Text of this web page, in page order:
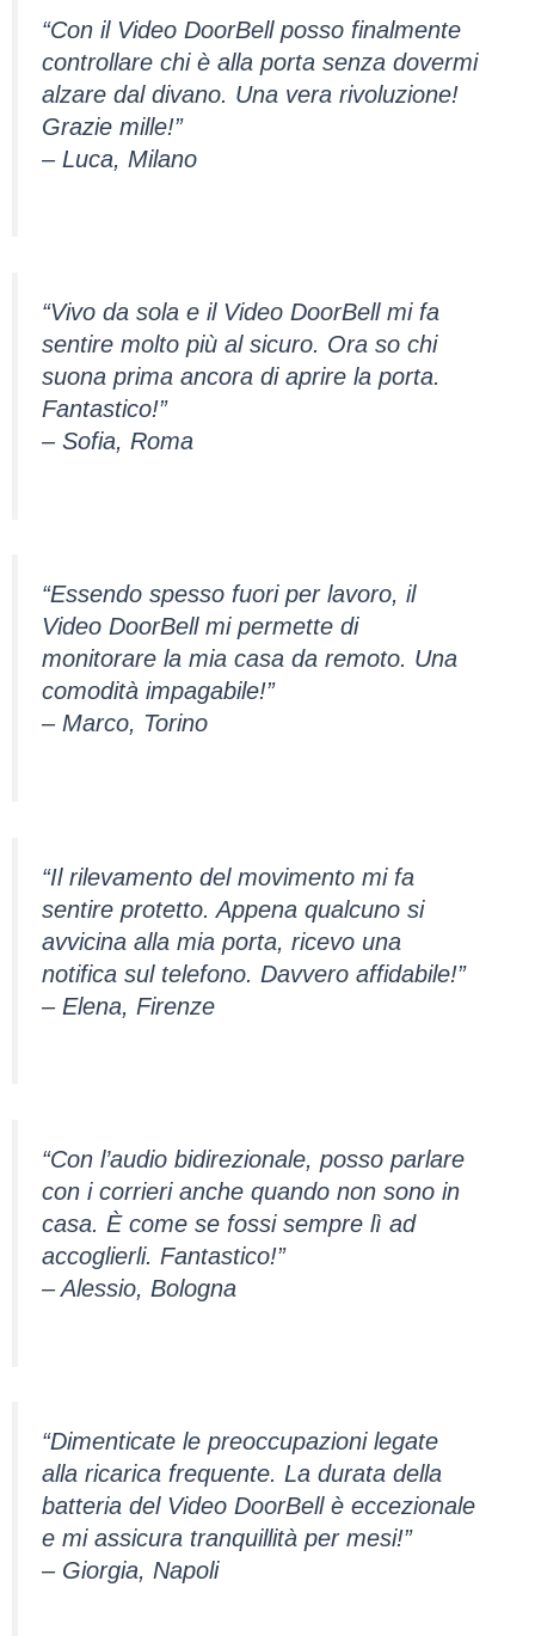
“Con il Video DoorBell posso finalmente
controllare chi è alla porta senza dovermi
alzare dal divano. Una vera rivoluzione!
Grazie mille!”
– Luca, Milano
“Vivo da sola e il Video DoorBell mi fa
sentire molto più al sicuro. Ora so chi
suona prima ancora di aprire la porta.
Fantastico!”
– Sofia, Roma
“Essendo spesso fuori per lavoro, il
Video DoorBell mi permette di
monitorare la mia casa da remoto. Una
comodità impagabile!”
– Marco, Torino
“Il rilevamento del movimento mi fa
sentire protetto. Appena qualcuno si
avvicina alla mia porta, ricevo una
notifica sul telefono. Davvero affidabile!”
– Elena, Firenze
“Con l’audio bidirezionale, posso parlare
con i corrieri anche quando non sono in
casa. È come se fossi sempre lì ad
accoglierli. Fantastico!”
– Alessio, Bologna
“Dimenticate le preoccupazioni legate
alla ricarica frequente. La durata della
batteria del Video DoorBell è eccezionale
e mi assicura tranquillità per mesi!”
– Giorgia, Napoli